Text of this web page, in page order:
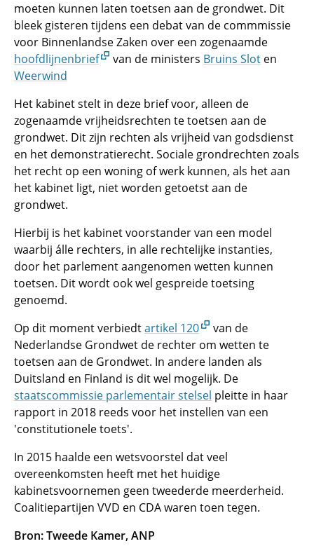
moeten kunnen laten toetsen aan de grondwet. Dit
bleek gisteren tijdens een debat van de commmissie
voor Binnenlandse Zaken over een zogenaamde
hoofdlijnenbrief
van de ministers Bruins Slot en
Weerwind
Het kabinet stelt in deze brief voor, alleen de
zogenaamde vrijheidsrechten te toetsen aan de
grondwet. Dit zijn rechten als vrijheid van godsdienst
en het demonstratierecht. Sociale grondrechten zoals
het recht op een woning of werk kunnen, als het aan
het kabinet ligt, niet worden getoetst aan de
grondwet.
Hierbij is het kabinet voorstander van een model
waarbij álle rechters, in alle rechtelijke instanties,
door het parlement aangenomen wetten kunnen
toetsen. Dit wordt ook wel gespreide toetsing
genoemd.
Op dit moment verbiedtartikel 120
van de
Nederlandse Grondwet de rechter om wetten te
toetsen aan de Grondwet. In andere landen als
Duitsland en Finland is dit wel mogelijk. De
staatscommissie parlementair stelsel pleitte in haar
rapport in 2018 reeds voor het instellen van een
'constitutionele toets'.
In 2015 haalde een wetsvoorstel dat veel
overeenkomsten heeft met het huidige
kabinetsvoornemen geen tweederde meerderheid.
Coalitiepartijen VVD en CDA waren toen tegen.
Bron: Tweede Kamer, ANP